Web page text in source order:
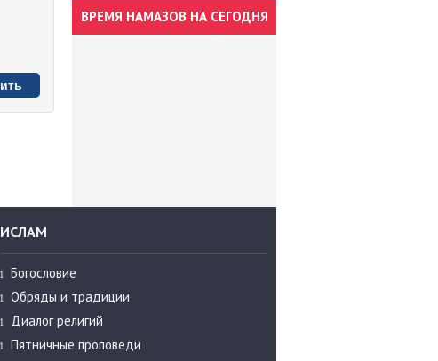
ВРЕМЯ НАМАЗОВ НА СЕГОДНЯ
ИСЛАМ
Богословие
Обряды и традиции
Диалог религий
Пятничные проповеди